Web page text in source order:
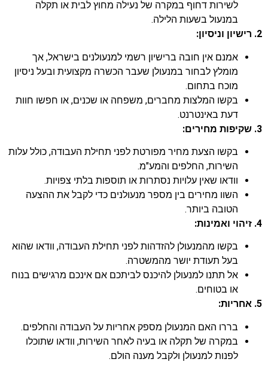
לשירות דחוף במקרה של נעילה מחוץ לבית או תקלה
במנעול בשעות הלילה.
2. רישיון וניסיון:
אמנם אין חובה ברישיון רשמי למנעולנים בישראל, אך
מומלץ לבחור במנעולן שעבר הכשרה מקצועית ובעל ניסיון
מוכח בתחום.
בקשו המלצות מחברים, משפחה או שכנים, או חפשו חוות
דעת באינטרנט.
3. שקיפות מחירים:
בקשו הצעת מחיר מפורטת לפני תחילת העבודה, כולל עלות
השירות, החלפים והמע"מ.
וודאו שאין עלויות נסתרות או תוספות בלתי צפויות.
השוו מחירים בין מספר מנעולנים כדי לקבל את ההצעה
הטובה ביותר.
4. זיהוי ואמינות:
בקשו מהמנעולן להזדהות לפני תחילת העבודה, וודאו שהוא
בעל תעודת יושר מהמשטרה.
אל תתנו למנעולן להיכנס לביתכם אם אינכם מרגישים בנוח
או בטוחים.
5. אחריות:
בררו האם המנעולן מספק אחריות על העבודה והחלפים.
במקרה של תקלה או בעיה לאחר השירות, וודאו שתוכלו
לפנות למנעולן ולקבל מענה הולם.